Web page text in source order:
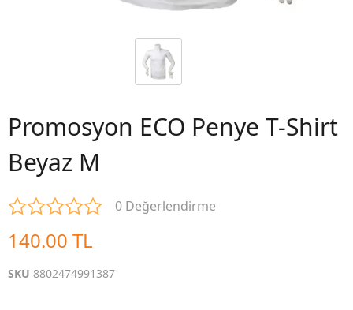
Promosyon ECO Penye T-Shirt
Beyaz M
0 Değerlendirme
140.00 TL
SKU 8802474991387